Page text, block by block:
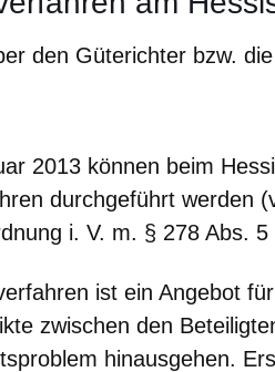
den Güterichter bzw.
2013 können beim
durchgeführt werden
i. V. m. § 278 Abs.
ist ein Angebot
zwischen den
hinausgehen.